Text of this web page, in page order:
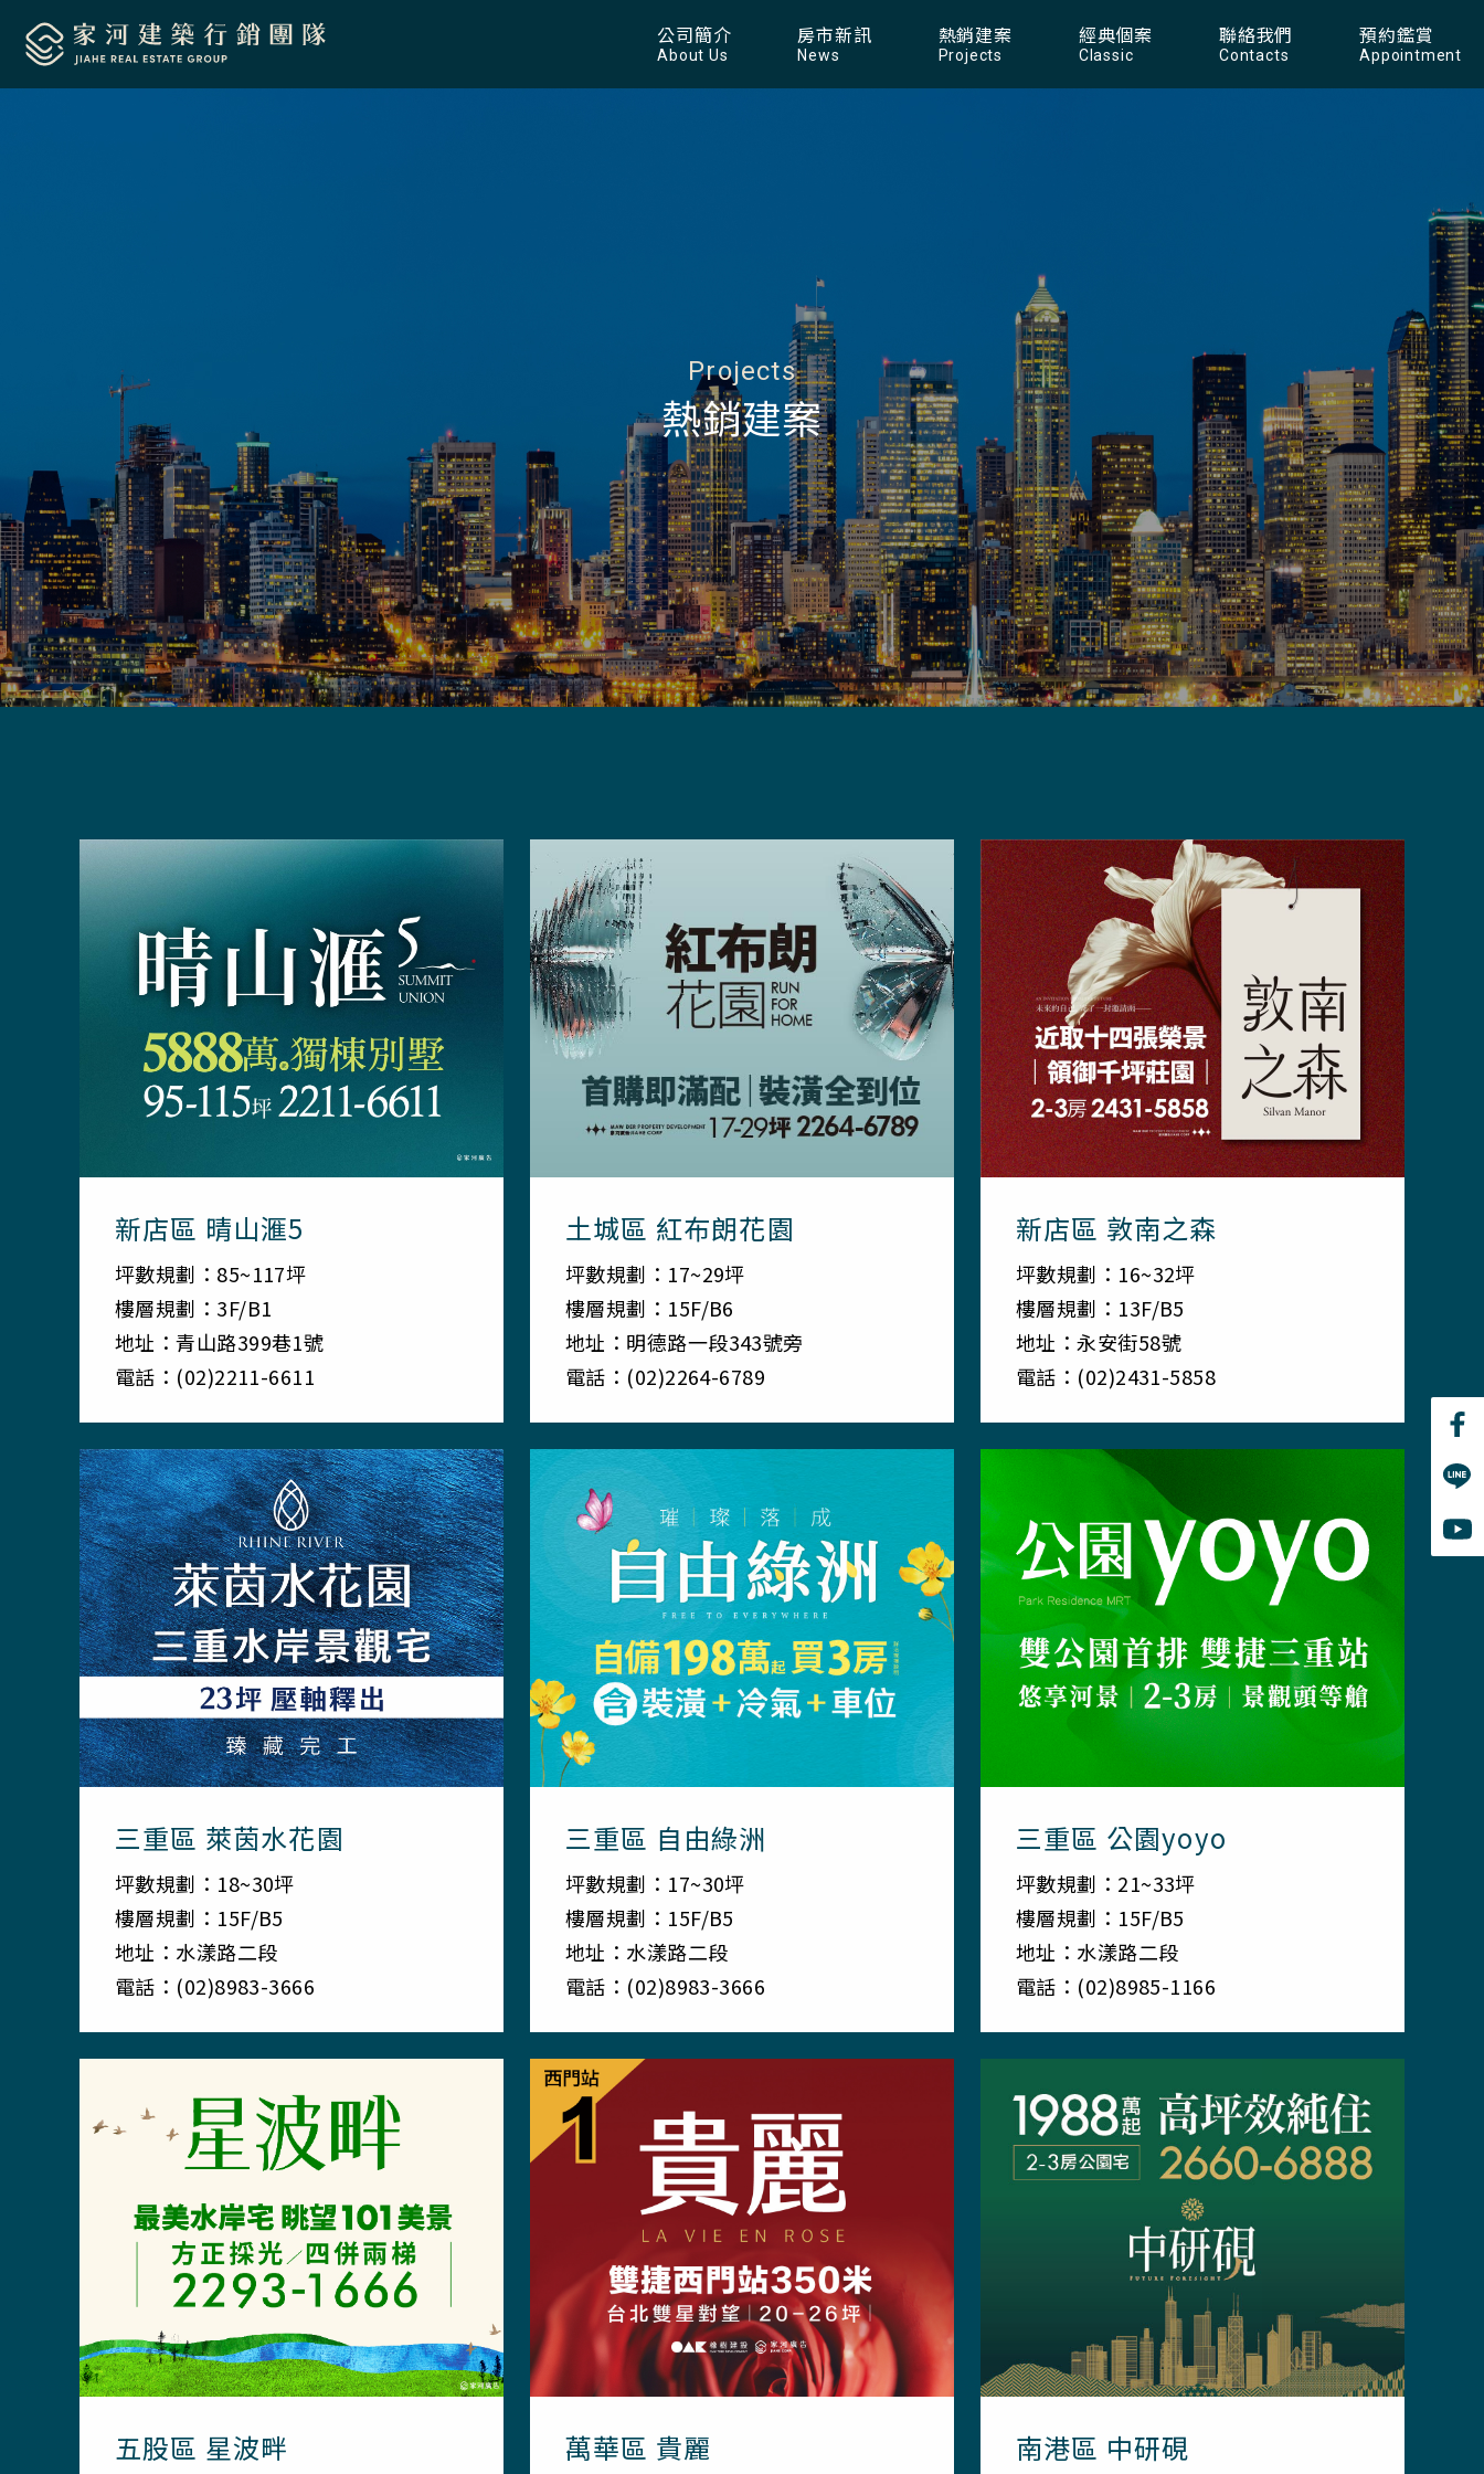
公司簡介
About Us
房市新訊
News
熱銷建案
Projects
經典個案
Classic
聯絡我們
Contacts
預約鑑賞
Appointment
Projects
熱銷建案
新店區 晴山滙5
坪數規劃：85~117坪
樓層規劃：3F/B1
地址：青山路399巷1號
電話：(02)2211-6611
土城區 紅布朗花園
坪數規劃：17~29坪
樓層規劃：15F/B6
地址：明德路一段343號旁
電話：(02)2264-6789
新店區 敦南之森
坪數規劃：16~32坪
樓層規劃：13F/B5
地址：永安街58號
電話：(02)2431-5858
三重區 萊茵水花園
坪數規劃：18~30坪
樓層規劃：15F/B5
地址：水漾路二段
電話：(02)8983-3666
三重區 自由綠洲
坪數規劃：17~30坪
樓層規劃：15F/B5
地址：水漾路二段
電話：(02)8983-3666
三重區 公園yoyo
坪數規劃：21~33坪
樓層規劃：15F/B5
地址：水漾路二段
電話：(02)8985-1166
五股區 星波畔 萬華區 貴麗 南港區 中研硯